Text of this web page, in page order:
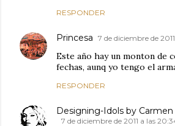
RESPONDER
Princesa 7 de diciembre de
Este año hay un monton de
fechas, aunq yo tengo el
RESPONDER
Designing-Idols by Carmen
7 de diciembre de 2011 a las